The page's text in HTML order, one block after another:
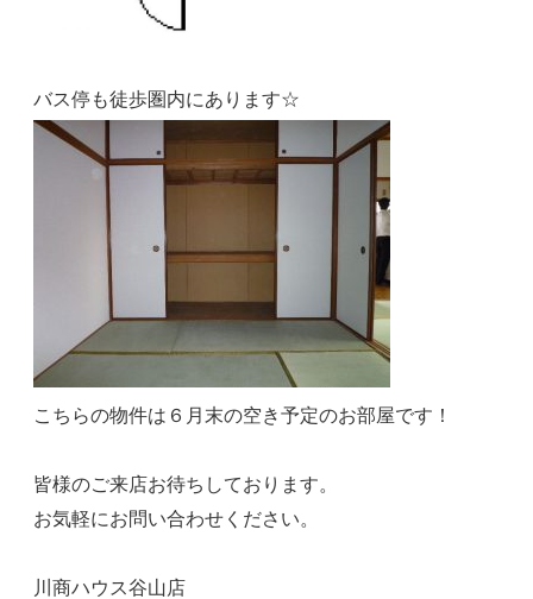
バス停も徒歩圏内にあります☆
こちらの物件は６月末の空き予定のお部屋です！
皆様のご来店お待ちしております。
お気軽にお問い合わせください。
川商ハウス谷山店